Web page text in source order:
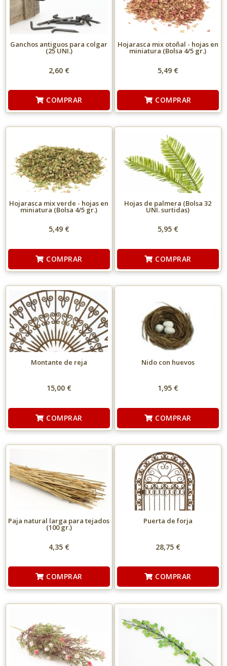
Ganchos antiguos para colgar
(25 UNI.)
2,60 €
COMPRAR
Hojarasca mix otoñal - hojas en
miniatura (Bolsa 4/5 gr.)
5,49 €
COMPRAR
Hojarasca mix verde - hojas en
miniatura (Bolsa 4/5 gr.)
5,49 €
COMPRAR
Hojas de palmera (Bolsa 32
UNI. surtidas)
5,95 €
COMPRAR
Montante de reja
15,00 €
COMPRAR
Nido con huevos
1,95 €
COMPRAR
Paja natural larga para tejados
(100 gr.)
4,35 €
COMPRAR
Puerta de forja
28,75 €
COMPRAR